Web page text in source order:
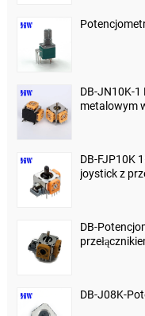
DB-JN10K-
metalowym
DB-FJP10K
joystick z
DB-
DB-J08K-